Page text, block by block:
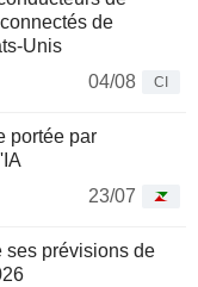
de
Unis
04/08
CI
portée par
23/07
ses prévisions de